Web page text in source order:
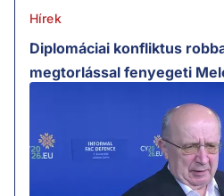
Hírek
Diplomáciai konfliktus
megtorlással fenyegeti